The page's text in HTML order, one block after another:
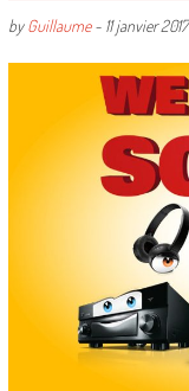
byGuillaume- 11 janvier 2017